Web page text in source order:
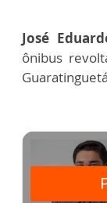
José
ônibus